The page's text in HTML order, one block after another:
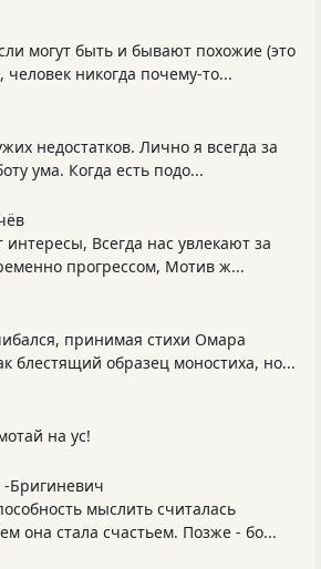
могут быть и бывают похожие (это
никогда почему-то...
недостатков. Лично я всегда за
ума. Когда есть подо...
Всегда нас увлекают за
прогрессом, Мотив ж...
принимая стихи Омара
блестящий образец моностиха, но...
на ус!
Бригиневич
мыслить считалась
она стала счастьем. Позже - бо...